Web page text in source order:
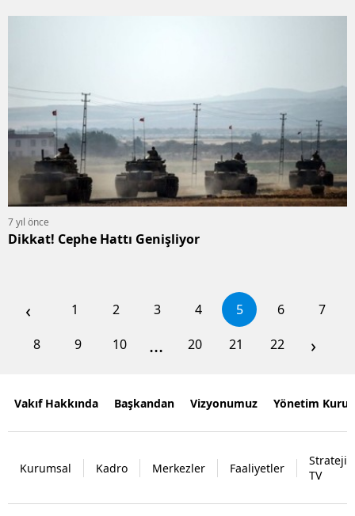
7 yıl önce
Dikkat! Cephe Hattı Genişliyor
‹ 1 2 3 4 5 6
7
8
9 10 ... 20 21 22 ›
Vakıf Hakkında Başkandan Vizyonumuz Yönetim
Kurumsal Kadro Merkezler Faaliyetler
Strateji
TV